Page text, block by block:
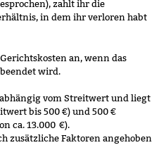
zahlt ihr die
in dem ihr verloren habt
an, wenn das
wird.
vom Streitwert und liegt
bis 500 €) und 500 €
ca. 13.000 €).
zusätzliche Faktoren angehoben